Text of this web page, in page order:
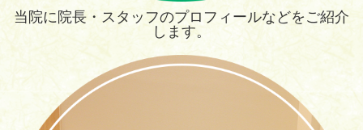
当院に院長・スタッフのプロフィールなどをご紹介
します。